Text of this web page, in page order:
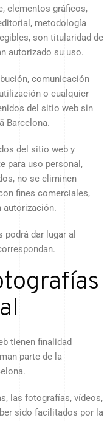
elementos gráficos,
metodología
son titularidad de
autorizado su uso.
comunicación
o cualquier
del sitio web sin
Barcelona.
del sitio web y
para uso personal,
no se eliminen
fines comerciales,
autorización.
dar lugar al
tienen finalidad
parte de la
las fotografías, vídeos,
sido facilitados por la